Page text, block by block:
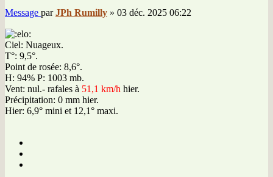
Message parJPh Rumilly » 03 déc. 2025 06:22
Ciel: Nuageux.
T°: 9,5°.
Point de rosée: 8,6°.
H: 94% P: 1003 mb.
Vent: nul.- rafales à 51,1 km/h hier.
Précipitation: 0 mm hier.
Hier: 6,9° mini et 12,1° maxi.